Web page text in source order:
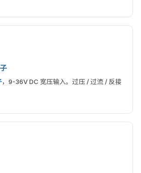
，9-36V DC 宽压输入。过压 / 过流 / 反接